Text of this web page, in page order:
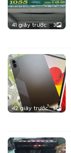
41 giây trước 3
42 giây trước 5